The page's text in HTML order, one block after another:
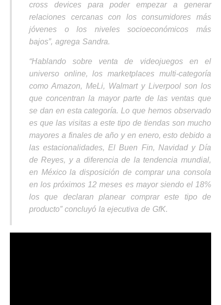
cross devices para poder empezar a generar
relaciones cercanas con los consumidores más
jóvenes o los niveles socioeconómicos más
bajos”, agrega Sandra.
“Hablando sobre venta de videojuegos en el
universo online, los marketplaces multi-categoría
como Amazon, MeLi, Walmart y Liverpool son los
que concentran la mayor parte de las ventas que
se dan en esta categoría. Lo que hemos observado
es que las visitas a este tipo de tiendas son mucho
mayores a finales de año y en enero, esto debido a
las estacionalidades, El Buen Fin, Navidad y Día
de Reyes, y a diferencia de la tendencia mundial,
en México la disposición de comprar una consola
en los próximos 12 meses es mayor siendo el 18%
los que declaran planear comprar este tipo de
producto” concluyó la ejecutiva de GfK.